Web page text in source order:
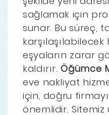
sağlamak için
sunar. Bu süreç,
eşyaların zarar
kaldırır.Öğümce
eve nakliyat
için, doğru
önemlidir. Sitemiz